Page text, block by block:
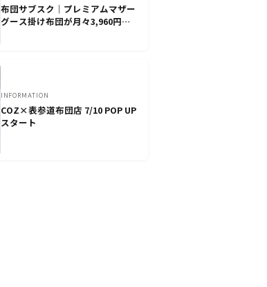
布団サブスク｜プレミアムマザー
グース掛け布団が月々3,960円〜
INFORMATION
COZ×表参道布団店 7/10 POP UP
スタート